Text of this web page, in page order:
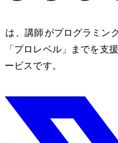
nozomono は、講師 shibomb がプ
「プロレベル」までを支
ービスです。